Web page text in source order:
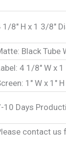
1/8″ H x 1 3/8″
Black Tube
4 1/8″ W x
1″ W x 1″ H
10 Days
contact us